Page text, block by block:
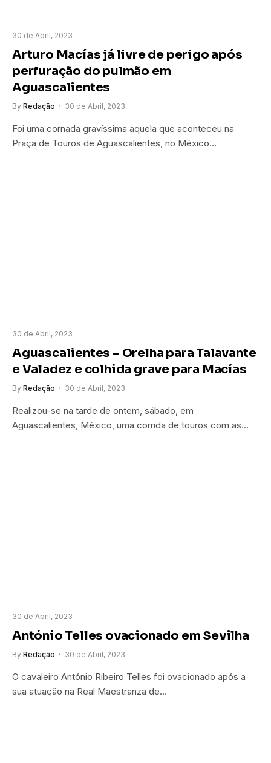
30 de Abril, 2023
Arturo Macías já livre de perigo após
perfuração do pulmão em
Aguascalientes
By Redação 30 de Abril, 2023
Foi uma cornada gravíssima aquela que aconteceu na
Praça de Touros de Aguascalientes, no México…
30 de Abril, 2023
Aguascalientes – Orelha para Talavante
e Valadez e colhida grave para Macías
By Redação 30 de Abril, 2023
Realizou-se na tarde de ontem, sábado, em
Aguascalientes, México, uma corrida de touros com as…
30 de Abril, 2023
António Telles ovacionado em Sevilha
By Redação 30 de Abril, 2023
O cavaleiro António Ribeiro Telles foi ovacionado após a
sua atuação na Real Maestranza de…